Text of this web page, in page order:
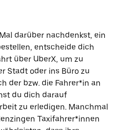
darüber nachdenkst, ein
entscheide dich
über UberX, um zu
Stadt oder ins Büro zu
der bzw. die Fahrer*in an
du dich darauf
zu erledigen. Manchmal
Taxifahrer*innen